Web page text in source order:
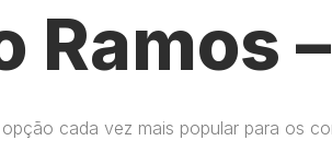
Ramos
cada vez mais popular para os